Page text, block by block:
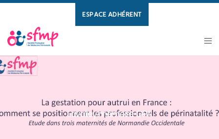
ESPACE ADHÉRENT
Lavalley mémoire GPA